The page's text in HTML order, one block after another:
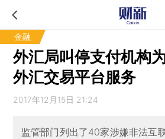
金融
外汇局叫停支付机构
外汇交易平台服务
2017年12月15日 21:24
监管部门列出了40家涉嫌非法互